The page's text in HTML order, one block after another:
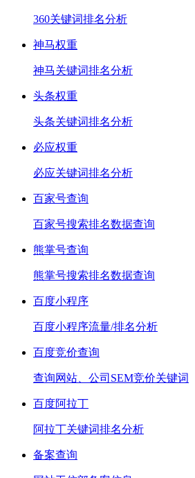
360关键词排名分析
神马权重
神马关键词排名分析
头条权重
头条关键词排名分析
必应权重
必应关键词排名分析
百家号查询
百家号搜索排名数据查询
熊掌号查询
熊掌号搜索排名数据查询
百度小程序
百度小程序流量/排名分析
百度竞价查询
查询网站、公司SEM竞价关键词
百度阿拉丁
阿拉丁关键词排名分析
备案查询